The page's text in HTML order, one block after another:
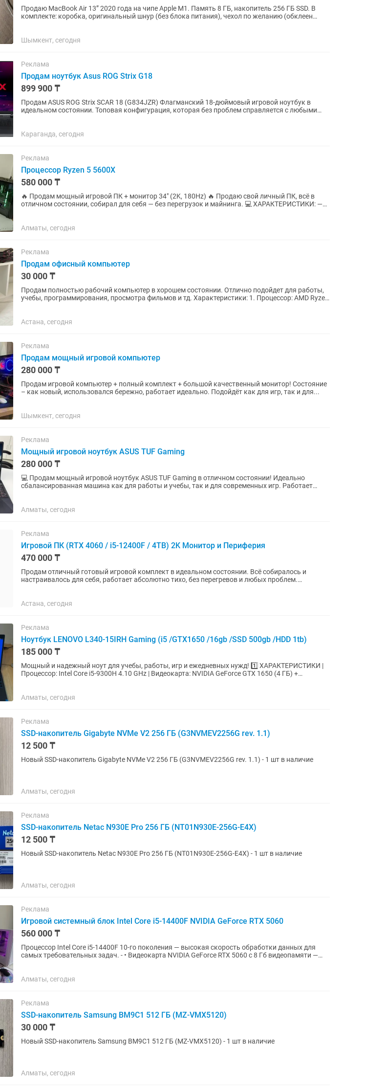
Продаю MacBook Air 13” 2020 года на чипе Apple M1. Память 8 ГБ, накопитель 256 ГБ SSD. В
комплекте: коробка, оригинальный шнур (без блока питания), чехол по желанию (обклеен
Шымкент, сегодня
Реклама
Продам ноутбук Asus ROG Strix G18
899 900 ₸
Продам ASUS ROG Strix SCAR 18 (G834JZR) Флагманский 18-дюймовый игровой ноутбук в
идеальном состоянии. Топовая конфигурация, которая без проблем справляется с любыми
Караганда, сегодня
Реклама
Процессор Ryzen 5 5600X
580 000 ₸
🔥 Продам мощный игровой ПК + монитор 34" (2K, 180Hz) 🔥 Продаю свой личный ПК, всё в
отличном состоянии, собирал для себя — без перегрузок и майнинга. 💻 ХАРАКТЕРИСТИКИ: —
Алматы, сегодня
Реклама
Продам офисный компьютер
30 000 ₸
Продам полностью рабочий компьютер в хорошем состоянии. Отлично подойдет для работы,
учебы, программирования, просмотра фильмов и тд. Характеристики: 1. Процессор: AMD Ryzen
Астана, сегодня
Реклама
Продам мощный игровой компьютер
280 000 ₸
Продам игровой компьютер + полный комплект + большой качественный монитор! Состояние
– как новый, использовался бережно, работает идеально. Подойдёт как для игр, так и для...
Шымкент, сегодня
Реклама
Мощный игровой ноутбук ASUS TUF Gaming
280 000 ₸
💻 Продам мощный игровой ноутбук ASUS TUF Gaming в отличном состоянии! Идеально
сбалансированная машина как для работы и учебы, так и для современных игр. Работает
Алматы, сегодня
Реклама
Игровой ПК (RTX 4060 / i5-12400F / 4TB) 2K Монитор и Периферия
470 000 ₸
Продам отличный готовый игровой комплект в идеальном состоянии. Всё собиралось и
настраивалось для себя, работает абсолютно тихо, без перегревов и любых проблем.
Астана, сегодня
Реклама
Ноутбук LENOVO L340-15IRH Gaming (i5 /GTX1650 /16gb /SSD 500gb /HDD 1tb)
185 000 ₸
Мощный и надежный ноут для учебы, работы, игр и ежедневных нужд! 1️⃣ ХАРАКТЕРИСТИКИ |
Процессор: Intel Core i5-9300H 4.10 GHz | Видеокарта: NVIDIA GeForce GTX 1650 (4 ГБ) +
Алматы, сегодня
Реклама
SSD-накопитель Gigabyte NVMe V2 256 ГБ (G3NVMEV2256G rev. 1.1)
12 500 ₸
Новый SSD-накопитель Gigabyte NVMe V2 256 ГБ (G3NVMEV2256G rev. 1.1) - 1 шт в наличие
Алматы, сегодня
Реклама
SSD-накопитель Netac N930E Pro 256 ГБ (NT01N930E-256G-E4X)
12 500 ₸
Новый SSD-накопитель Netac N930E Pro 256 ГБ (NT01N930E-256G-E4X) - 1 шт в наличие
Алматы, сегодня
Реклама
Игровой системный блок Intel Core i5-14400F NVIDIA GeForce RTX 5060
560 000 ₸
Процессор Intel Core i5-14400F 10-го поколения — высокая скорость обработки данных для
самых требовательных задач. - • Видеокарта NVIDIA GeForce RTX 5060 с 8 Гб видеопамяти —
Алматы, сегодня
Реклама
SSD-накопитель Samsung BM9C1 512 ГБ (MZ-VMX5120)
30 000 ₸
Новый SSD-накопитель Samsung BM9C1 512 ГБ (MZ-VMX5120) - 1 шт в наличие
Алматы, сегодня